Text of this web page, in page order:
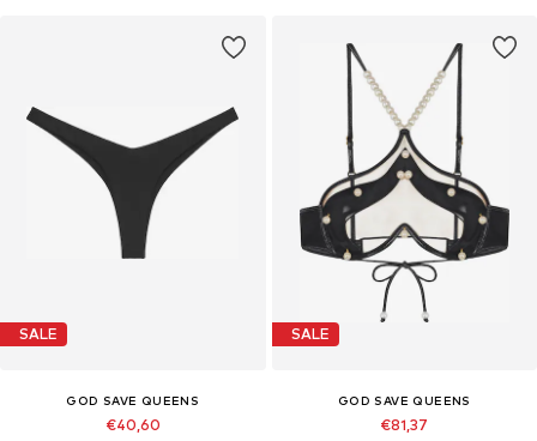
SALE
GOD SAVE QUEENS
€40,60
SALE
GOD SAVE QUEENS
€81,37